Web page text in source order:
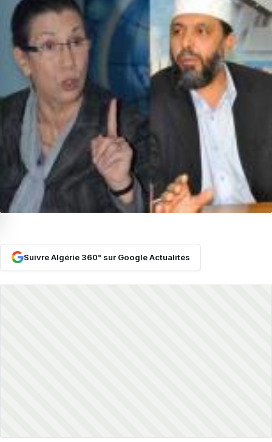
Suivre Algérie 360° sur Google Actualités